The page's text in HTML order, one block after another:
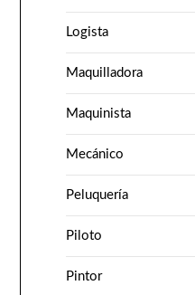
Logista
Maquilladora
Maquinista
Mecánico
Peluquería
Piloto
Pintor